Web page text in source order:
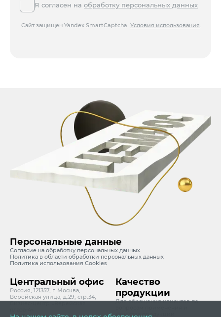
Я согласен на обработку персональных данных
Сайт защищен Yandex SmartCaptcha. Условия использования.
Персональные данные
Согласие на обработку персональных данных
Политика в области обработки персональных данных
Политика использования Cookies
Центральный офис
Россия, 121357, г. Москва,
Верейская улица, д.29, стр.34,
Качество
продукции
Для обращения клиентов по
качества продукции